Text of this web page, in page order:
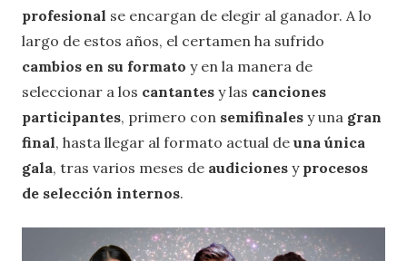
profesional se encargan de elegir al ganador. A lo
largo de estos años, el certamen ha sufrido
cambios en su formato y en la manera de
seleccionar a los cantantes y las canciones
participantes, primero con semifinales y una gran
final, hasta llegar al formato actual de una única
gala, tras varios meses de audiciones y procesos
de selección internos.